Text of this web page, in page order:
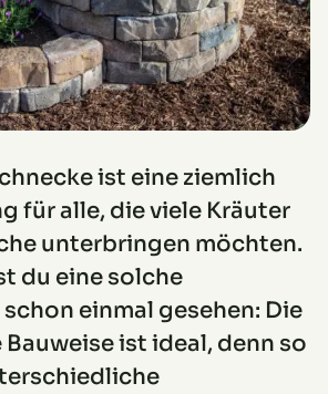
ist eine ziemlich
für alle, die viele Kräuter
unterbringen möchten.
du eine solche
einmal gesehen: Die
ist ideal, denn so